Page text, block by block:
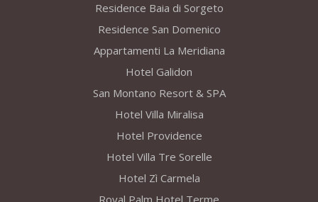
Residence Baia di Sorgeto
Residence San Domenico
Appartamenti La Meridiana
Hotel Galidon
San Montano Resort & SPA
Hotel Villa Miralisa
Hotel Providence
Hotel Villa Tre Sorelle
Hotel Zì Carmela